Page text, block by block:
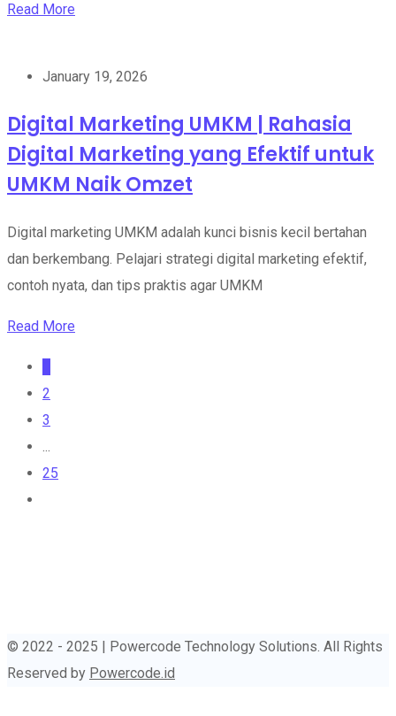
Read More
January 19, 2026
Digital Marketing UMKM | Rahasia
Digital Marketing yang Efektif untuk
UMKM Naik Omzet
Digital marketing UMKM adalah kunci bisnis kecil bertahan
dan berkembang. Pelajari strategi digital marketing efektif,
contoh nyata, dan tips praktis agar UMKM
Read More
2
3
...
25
© 2022 - 2025 | Powercode Technology Solutions. All Rights
Reserved by Powercode.id